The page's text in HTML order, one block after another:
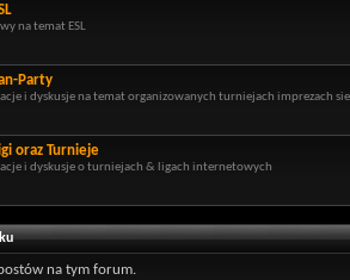
na temat ESL
Party
i dyskusje na temat organizowanych turniejach imprezach
oraz Turnieje
i dyskusje o turniejach & ligach internetowych
na tym forum.